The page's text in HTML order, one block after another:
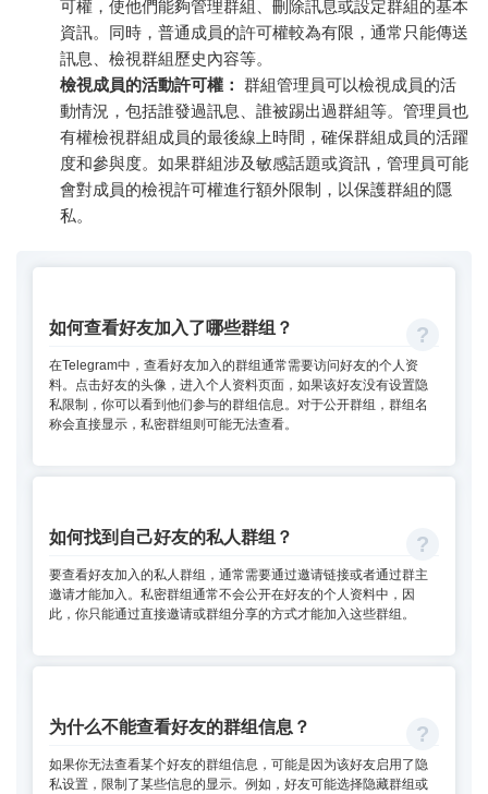
可權，使他們能夠管理群組、刪除訊息或設定群組的基本
資訊。同時，普通成員的許可權較為有限，通常只能傳送
訊息、檢視群組歷史內容等。
檢視成員的活動許可權： 群組管理員可以檢視成員的活
動情況，包括誰發過訊息、誰被踢出過群組等。管理員也
有權檢視群組成員的最後線上時間，確保群組成員的活躍
度和參與度。如果群組涉及敏感話題或資訊，管理員可能
會對成員的檢視許可權進行額外限制，以保護群組的隱
私。
如何查看好友加入了哪些群组？
在Telegram中，查看好友加入的群组通常需要访问好友的个人资
料。点击好友的头像，进入个人资料页面，如果该好友没有设置隐
私限制，你可以看到他们参与的群组信息。对于公开群组，群组名
称会直接显示，私密群组则可能无法查看。
如何找到自己好友的私人群组？
要查看好友加入的私人群组，通常需要通过邀请链接或者通过群主
邀请才能加入。私密群组通常不会公开在好友的个人资料中，因
此，你只能通过直接邀请或群组分享的方式才能加入这些群组。
为什么不能查看好友的群组信息？
如果你无法查看某个好友的群组信息，可能是因为该好友启用了隐
私设置，限制了某些信息的显示。例如，好友可能选择隐藏群组或